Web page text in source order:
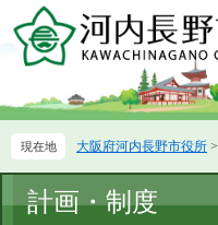
ー
先
す。
ニ
を
し
大阪府河内長野市役所 >
文
計画・制度